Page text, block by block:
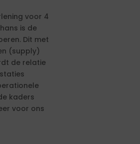
voor 4
is de
Dit met
(supply)
de relatie
kaders
voor ons